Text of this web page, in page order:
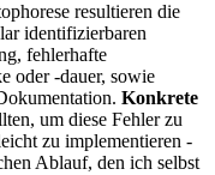
resultieren ​die
identifizierbaren
fehlerhafte
oder -dauer, sowie
Konkrete
um‌ diese‍ Fehler zu
zu implementieren -‍
Ablauf,⁢ den ​ich selbst